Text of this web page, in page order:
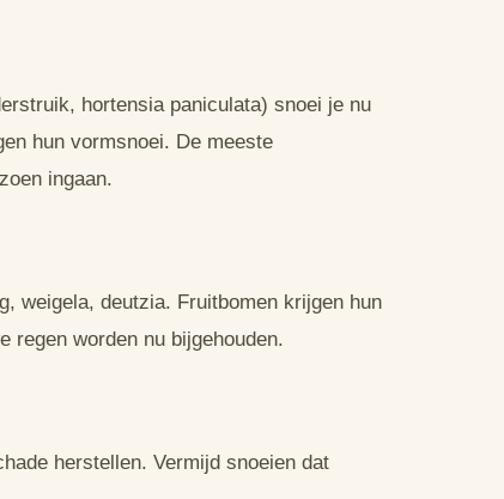
hortensia paniculata) snoei je nu
hun vormsnoei. De meeste
ingaan.
weigela, deutzia. Fruitbomen krijgen hun
regen worden nu bijgehouden.
herstellen. Vermijd snoeien dat